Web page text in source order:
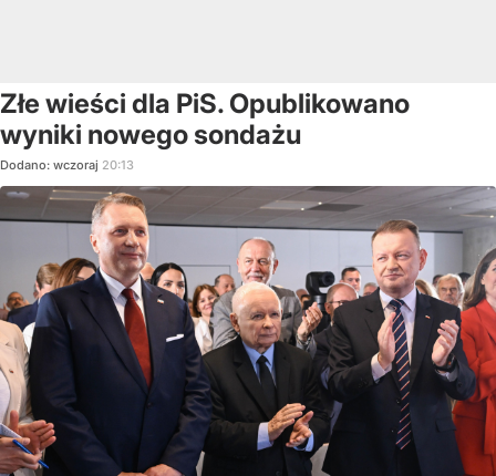
Złe wieści dla PiS. Opublikowano
wyniki nowego sondażu
Dodano: wczoraj 20:13